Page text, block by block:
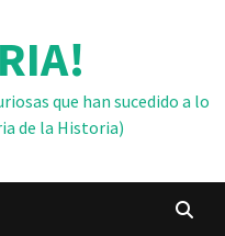
que han sucedido a lo
de la Historia)